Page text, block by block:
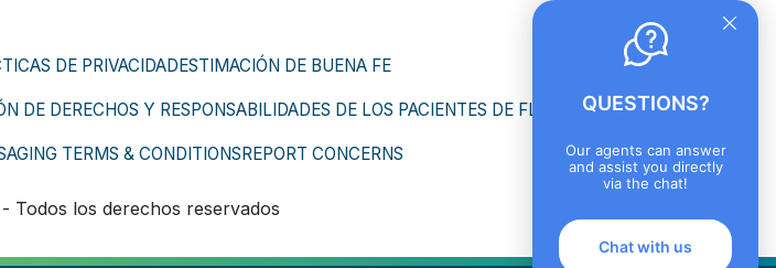
DE PRIVACIDADESTIMACIÓN DE BUENA FE
DE DERECHOS Y RESPONSABILIDADES DE LOS PACIENTES DE FLORIDA
TERMS & CONDITIONSREPORT CONCERNS
Todos los derechos reservados
QUESTIONS?
Our agents can answer
and assist you directly
via the chat!
Chat with us